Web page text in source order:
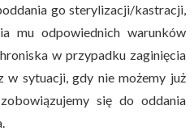
go sterylizacji/kastracji,
mu odpowiednich warunków
w przypadku zaginięcia
w sytuacji, gdy nie możemy już
się do oddania